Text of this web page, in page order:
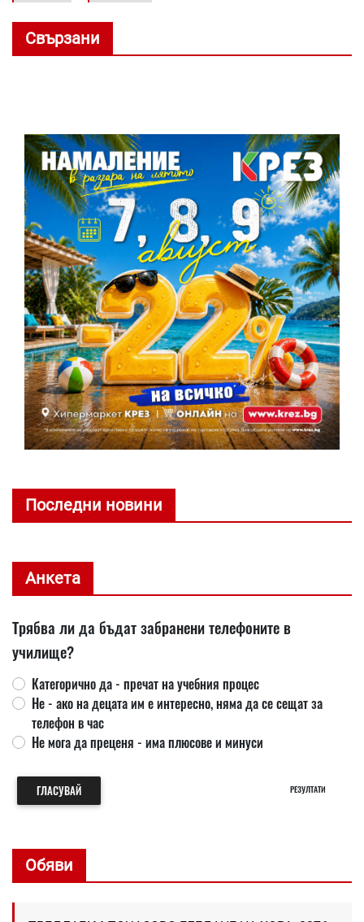
Свързани
Последни новини
Анкета
Трябва ли да бъдат забранени телефоните в
училище?
Категорично да - пречат на учебния процес
Не - ако на децата им е интересно, няма да се сещат за
телефон в час
Не мога да преценя - има плюсове и минуси
ГЛАСУВАЙ РЕЗУЛТАТИ
Обяви